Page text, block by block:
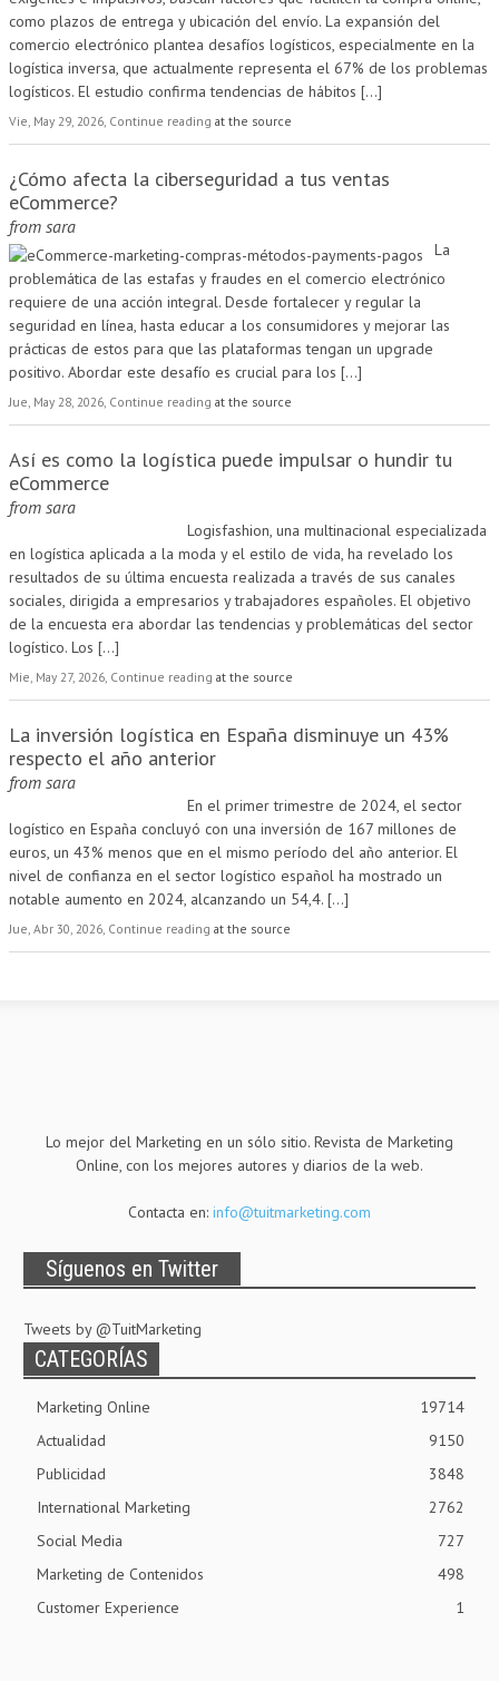
como plazos de entrega y ubicación del envío. La expansión del
comercio electrónico plantea desafíos logísticos, especialmente en la
logística inversa, que actualmente representa el 67% de los problemas
logísticos. El estudio confirma tendencias de hábitos [...]
Vie, May 29, 2026, Continue reading at the source
¿Cómo afecta la ciberseguridad a tus ventas
eCommerce?
from sara
La
problemática de las estafas y fraudes en el comercio electrónico
requiere de una acción integral. Desde fortalecer y regular la
seguridad en línea, hasta educar a los consumidores y mejorar las
prácticas de estos para que las plataformas tengan un upgrade
positivo. Abordar este desafío es crucial para los [...]
Jue, May 28, 2026, Continue reading at the source
Así es como la logística puede impulsar o hundir tu
eCommerce
from sara
Logisfashion, una multinacional especializada
en logística aplicada a la moda y el estilo de vida, ha revelado los
resultados de su última encuesta realizada a través de sus canales
sociales, dirigida a empresarios y trabajadores españoles. El objetivo
de la encuesta era abordar las tendencias y problemáticas del sector
logístico. Los [...]
Mie, May 27, 2026, Continue reading at the source
La inversión logística en España disminuye un 43%
respecto el año anterior
from sara
En el primer trimestre de 2024, el sector
logístico en España concluyó con una inversión de 167 millones de
euros, un 43% menos que en el mismo período del año anterior. El
nivel de confianza en el sector logístico español ha mostrado un
notable aumento en 2024, alcanzando un 54,4. [...]
Jue, Abr 30, 2026, Continue reading at the source
Lo mejor del Marketing en un sólo sitio. Revista de Marketing
Online, con los mejores autores y diarios de la web.
Contacta en: info@tuitmarketing.com
Síguenos en Twitter
Tweets by @TuitMarketing
CATEGORÍAS
Marketing Online
19714
Actualidad
9150
Publicidad
3848
International Marketing
2762
Social Media
727
Marketing de Contenidos
498
Customer Experience
1